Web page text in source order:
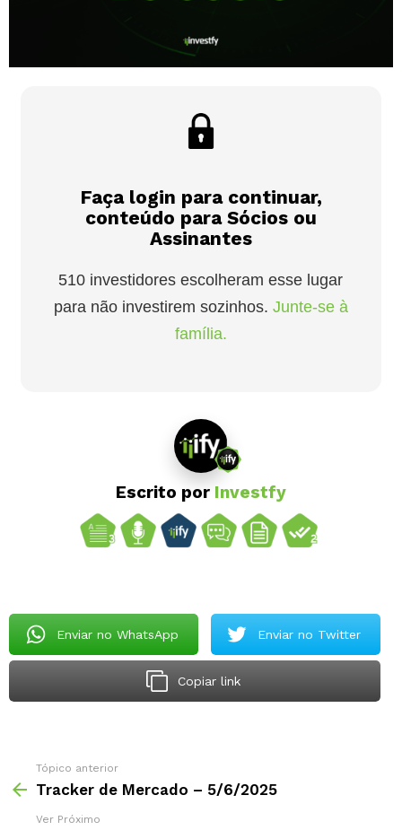
Faça login para continuar,
conteúdo para Sócios ou
Assinantes
510 investidores escolheram esse lugar
para não investirem sozinhos. Junte-se à
família.
Escrito por Investfy
Enviar no WhatsApp Enviar no Twitter
Copiar link
Tópico anterior
Tracker de Mercado – 5/6/2025
Ver Próximo